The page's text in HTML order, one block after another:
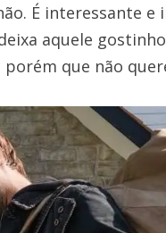
É interessante e
aquele
que não